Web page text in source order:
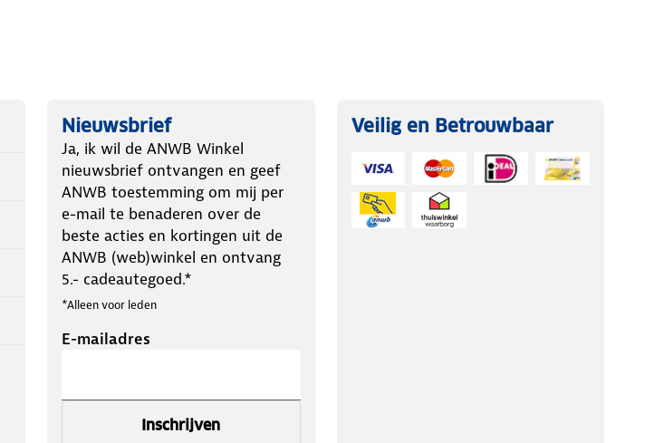
Nieuwsbrief
Ja, ik wil de ANWB Winkel
nieuwsbrief ontvangen en geef
ANWB toestemming om mij per
e-mail te benaderen over de
beste acties en kortingen uit de
ANWB (web)winkel en ontvang
5.- cadeautegoed.*
*Alleen voor leden
E-mailadres
Inschrijven
Veilig en Betrouwbaar